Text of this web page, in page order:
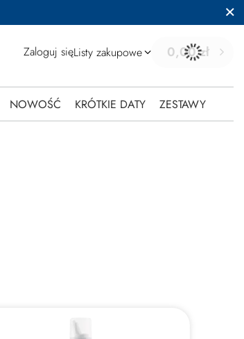
Zaloguj sięListy zakupowe 0,00 zł
NOWOŚĆ KRÓTKIE DATY ZESTAWY